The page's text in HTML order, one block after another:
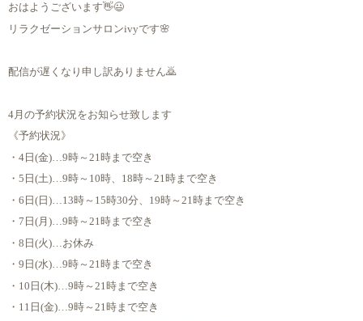
おはようございます👋😃
リラクゼーションサロンivyです🌸
配信が遅くなり申し訳ありません🙇
4月の予約状況をお知らせ致します
《予約状況》
・4日(金)…9時～21時まで空き
・5日(土)…9時～10時、18時～21時まで空き
・6日(日)…13時～15時30分、19時～21時まで空き
・7日(月)…9時～21時まで空き
・8日(火)…お休み
・9日(水)…9時～21時まで空き
・10日(木)…9時～21時まで空き
・11日(金)…9時～21時まで空き